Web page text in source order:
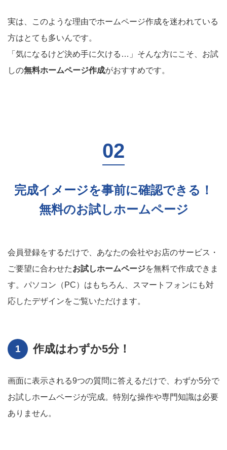
実は、このような理由でホームページ作成を迷われている
方はとても多いんです。
「気になるけど決め手に欠ける…」そんな方にこそ、お試
しの無料ホームページ作成がおすすめです。
完成イメージを事前に確認できる！
無料のお試しホームページ
会員登録をするだけで、あなたの会社やお店のサービス・
ご要望に合わせたお試しホームページを無料で作成できま
す。パソコン（PC）はもちろん、スマートフォンにも対
応したデザインをご覧いただけます。
作成はわずか5分！
画面に表示される9つの質問に答えるだけで、わずか5分で
お試しホームページが完成。特別な操作や専門知識は必要
ありません。